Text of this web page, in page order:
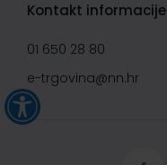
Kontakt informacije
01 650 28 80
e-trgovina@nn.hr